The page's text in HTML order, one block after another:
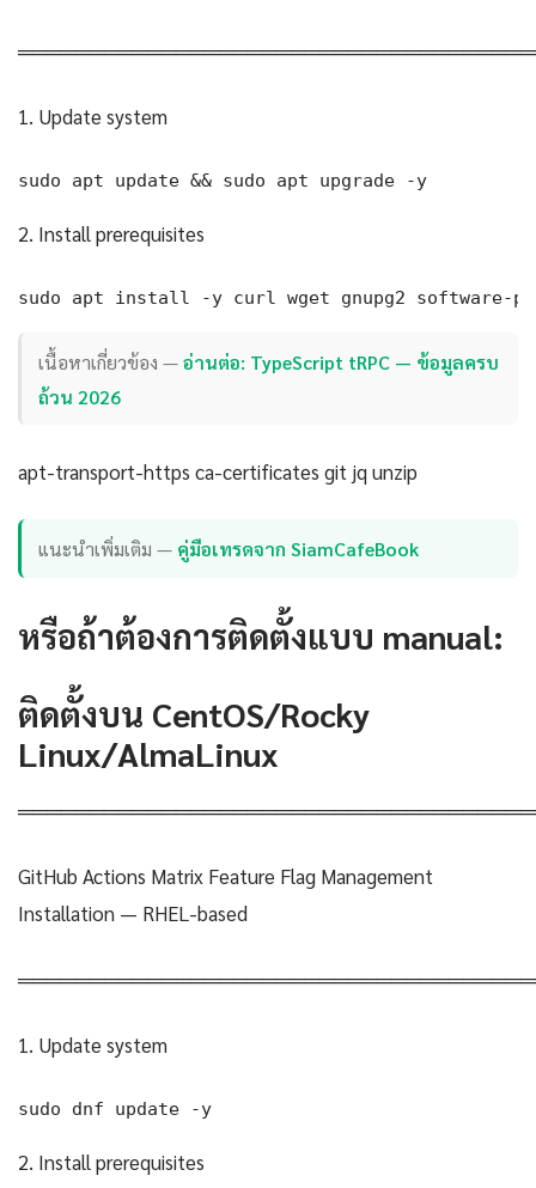
1. Update system
sudo apt update && sudo apt upgrade -y
2. Install prerequisites
sudo apt install -y curl wget gnupg2 software-
เนื้อหาเกี่ยวข้อง —อ่านต่อ: TypeScript tRPC — ข้อมูลครบ
ถ้วน 2026
apt-transport-https ca-certificates git jq unzip
แนะนำเพิ่มเติม — คู่มือเทรดจาก SiamCafeBook
หรือถ้าต้องการติดตั้งแบบ manual:
ติดตั้งบน CentOS/Rocky
Linux/AlmaLinux
GitHub Actions Matrix Feature Flag Management
Installation — RHEL-based
1. Update system
sudo dnf update -y
2. Install prerequisites